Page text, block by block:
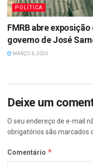
POLÍTICA
FMRB abre
governo de José
MARÇO 6, 2026
Deixe um
O seu endereço de e-mail
obrigatórios são marcados
Comentário *